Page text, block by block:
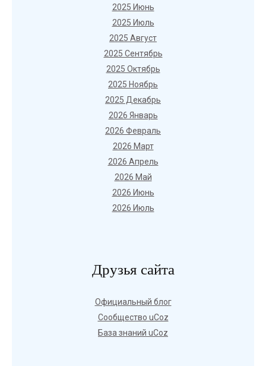
2025 Июнь
2025 Июль
2025 Август
2025 Сентябрь
2025 Октябрь
2025 Ноябрь
2025 Декабрь
2026 Январь
2026 Февраль
2026 Март
2026 Апрель
2026 Май
2026 Июнь
2026 Июль
Друзья сайта
Официальный блог
Сообщество uCoz
База знаний uCoz